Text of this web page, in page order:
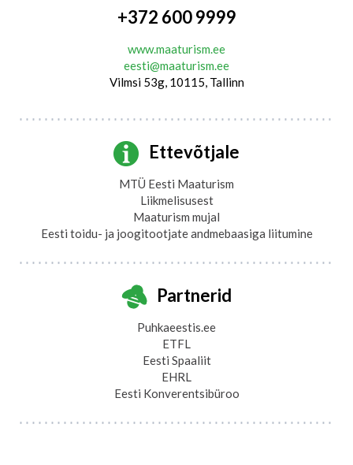
+372 600 9999
www.maaturism.ee
eesti@maaturism.ee
Vilmsi 53g, 10115, Tallinn
Ettevõtjale
MTÜ Eesti Maaturism
Liikmelisusest
Maaturism mujal
Eesti toidu- ja joogitootjate andmebaasiga liitumine
Partnerid
Puhkaeestis.ee
ETFL
Eesti Spaaliit
EHRL
Eesti Konverentsibüroo